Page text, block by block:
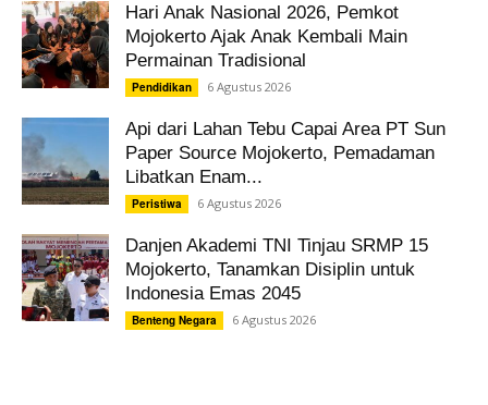
Hari Anak Nasional 2026, Pemkot
Mojokerto Ajak Anak Kembali Main
Permainan Tradisional
Pendidikan 6 Agustus 2026
Api dari Lahan Tebu Capai Area PT Sun
Paper Source Mojokerto, Pemadaman
Libatkan Enam...
Peristiwa 6 Agustus 2026
Danjen Akademi TNI Tinjau SRMP 15
Mojokerto, Tanamkan Disiplin untuk
Indonesia Emas 2045
Benteng Negara 6 Agustus 2026